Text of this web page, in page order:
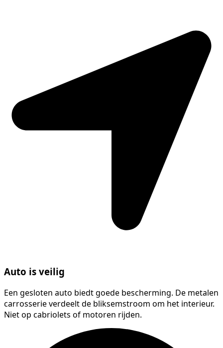
Auto is veilig
Een gesloten auto biedt goede bescherming. De metalen
carrosserie verdeelt de bliksemstroom om het interieur.
Niet op cabriolets of motoren rijden.